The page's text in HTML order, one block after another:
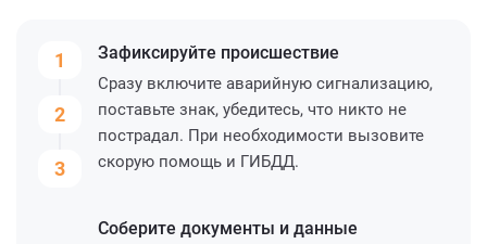
1
2
3
Зафиксируйте происшествие
Сразу включите аварийную сигнализацию,
поставьте знак, убедитесь, что никто не
пострадал. При необходимости вызовите
скорую помощь и ГИБДД.
Соберите документы и данные